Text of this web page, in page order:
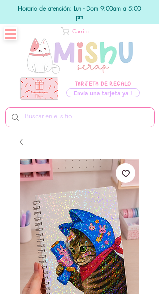
Horario de atención: Lun - Dom 9:00am a 5:00
pm
TARJETA DE REGALO
Envía una tarjeta ya !
Carrito